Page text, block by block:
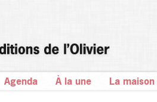
Agenda À la une La maison